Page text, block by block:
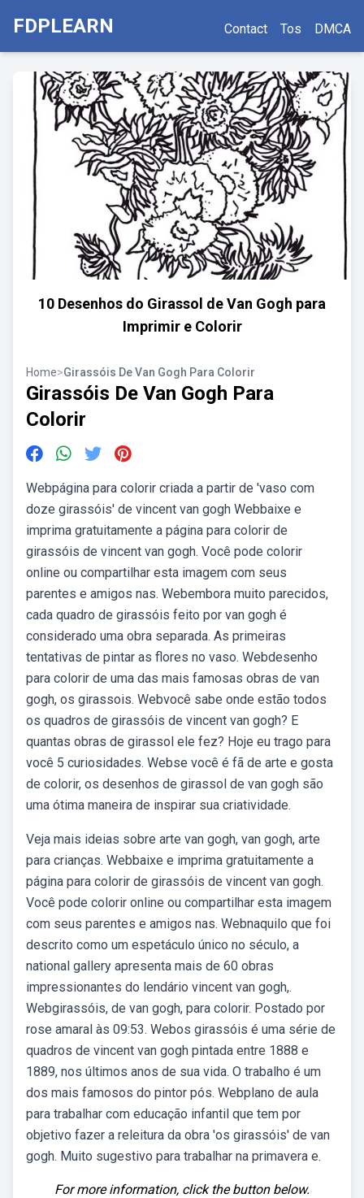
FDPLEARN Contact Tos DMCA
10 Desenhos do Girassol de Van Gogh para
Imprimir e Colorir
Home>Girassóis De Van Gogh Para Colorir
Girassóis De Van Gogh Para
Colorir
Webpágina para colorir criada a partir de 'vaso com
doze girassóis' de vincent van gogh Webbaixe e
imprima gratuitamente a página para colorir de
girassóis de vincent van gogh. Você pode colorir
online ou compartilhar esta imagem com seus
parentes e amigos nas. Webembora muito parecidos,
cada quadro de girassóis feito por van gogh é
considerado uma obra separada. As primeiras
tentativas de pintar as flores no vaso. Webdesenho
para colorir de uma das mais famosas obras de van
gogh, os girassois. Webvocê sabe onde estão todos
os quadros de girassóis de vincent van gogh? E
quantas obras de girassol ele fez? Hoje eu trago para
você 5 curiosidades. Webse você é fã de arte e gosta
de colorir, os desenhos de girassol de van gogh são
uma ótima maneira de inspirar sua criatividade.
Veja mais ideias sobre arte van gogh, van gogh, arte
para crianças. Webbaixe e imprima gratuitamente a
página para colorir de girassóis de vincent van gogh.
Você pode colorir online ou compartilhar esta imagem
com seus parentes e amigos nas. Webnaquilo que foi
descrito como um espetáculo único no século, a
national gallery apresenta mais de 60 obras
impressionantes do lendário vincent van gogh,.
Webgirassóis, de van gogh, para colorir. Postado por
rose amaral às 09:53. Webos girassóis é uma série de
quadros de vincent van gogh pintada entre 1888 e
1889, nos últimos anos de sua vida. O trabalho é um
dos mais famosos do pintor pós. Webplano de aula
para trabalhar com educação infantil que tem por
objetivo fazer a releitura da obra 'os girassóis' de van
gogh. Muito sugestivo para trabalhar na primavera e.
For more information, click the button below.